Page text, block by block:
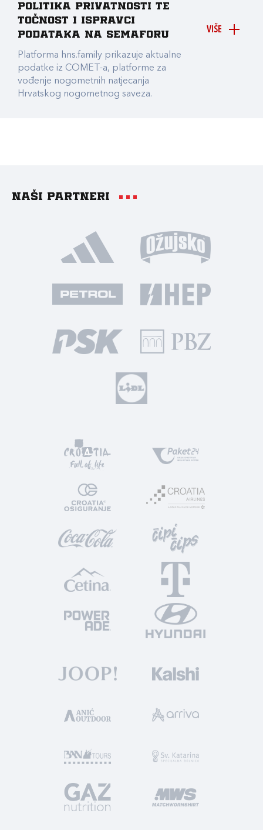
VIŠE
Politika privatnosti te
točnost i ispravci
podataka na Semaforu
Platforma hns.family prikazuje aktualne
podatke iz COMET-a, platforme za
vođenje nogometnih natjecanja
Hrvatskog nogometnog saveza.
Naši partneri